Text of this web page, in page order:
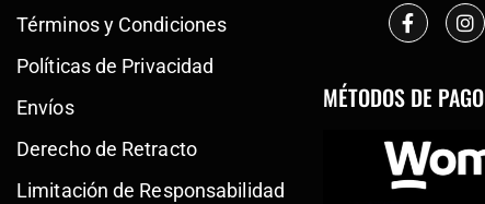
Términos y Condiciones
Políticas de Privacidad
Envíos
Derecho de Retracto
Limitación de Responsabilidad
MÉTODOS DE PAGO